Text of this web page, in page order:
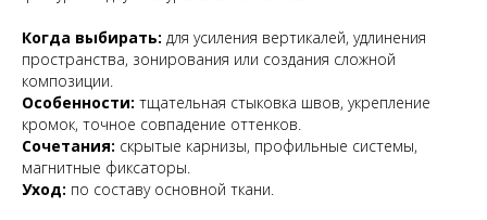
Когда выбирать: для усиления вертикалей, удлинения
пространства, зонирования или создания сложной
композиции.
Особенности: тщательная стыковка швов, укрепление
кромок, точное совпадение оттенков.
Сочетания: скрытые карнизы, профильные системы,
магнитные фиксаторы.
Уход: по составу основной ткани.